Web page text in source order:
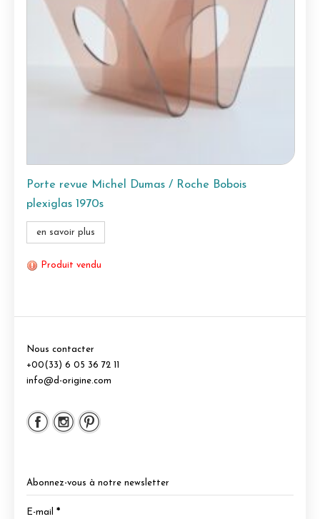
Porte revue Michel Dumas / Roche Bobois
plexiglas 1970s
en savoir plus
Produit vendu
Nous contacter
+00(33) 6 05 36 72 11
info@d-origine.com
Abonnez-vous à notre newsletter
E-mail *